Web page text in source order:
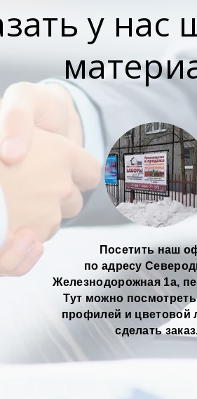
у нас
Посетить наш
по адресу
Железнодорожная 1а,
Тут можно
профилей и цветовой
сделать